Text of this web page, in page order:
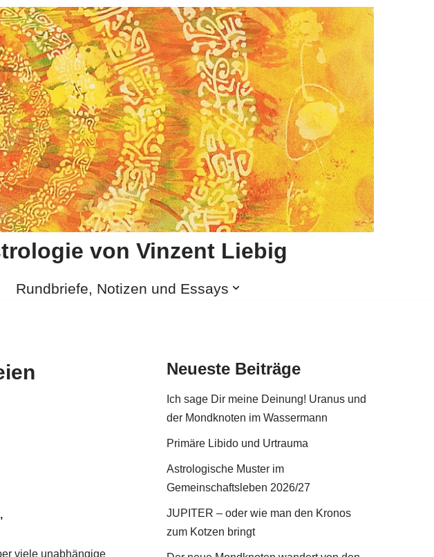
von Vinzent Liebig
Rundbriefe, Notizen und Essays
viele unabhängige
Neueste Beiträge
Ich sage Dir meine Deinung! Uranus und
der Mondknoten im Wassermann
Primäre Libido und Urtrauma
Astrologische Muster im
Gemeinschaftsleben 2026/27
JUPITER – oder wie man den Kronos
zum Kotzen bringt